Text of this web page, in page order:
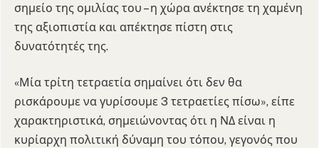
σημείο της ομιλίας του – η χώρα ανέκτησε τη χαμένη
της αξιοπιστία και απέκτησε πίστη στις
δυνατότητές της.
«Μία τρίτη τετραετία σημαίνει ότι δεν θα
ρισκάρουμε να γυρίσουμε 3 τετραετίες πίσω», είπε
χαρακτηριστικά, σημειώνοντας ότι η ΝΔ είναι η
κυρίαρχη πολιτική δύναμη του τόπου, γεγονός που